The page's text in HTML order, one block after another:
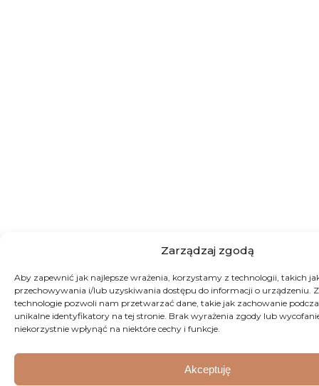
Zarządzaj zgodą
Aby zapewnić jak najlepsze wrażenia, korzystamy z technologii, takich
przechowywania i/lub uzyskiwania dostępu do informacji o urządzeniu.
technologie pozwoli nam przetwarzać dane, takie jak zachowanie
unikalne identyfikatory na tej stronie. Brak wyrażenia zgody lub
niekorzystnie wpłynąć na niektóre cechy i funkcje.
Akceptuję